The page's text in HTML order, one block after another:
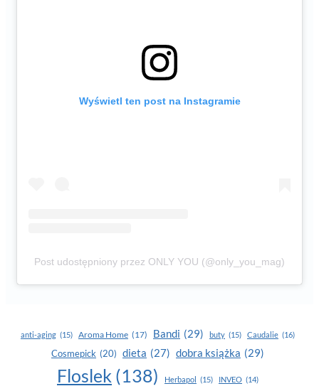
Wyświetl ten post na Instagramie
Post udostępniony przez ONLY YOU (@only_you_mag)
anti-aging (15) Aroma Home (17) Bandi (29) buty (15) Caudalie (16)
Cosmepick (20) dieta (27) dobra książka (29)
Floslek (138) Herbapol (15) INVEO (14)